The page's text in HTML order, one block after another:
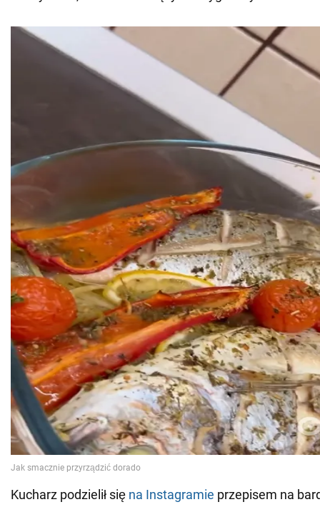
Kucharz podzielił się na Instagramie przepisem na